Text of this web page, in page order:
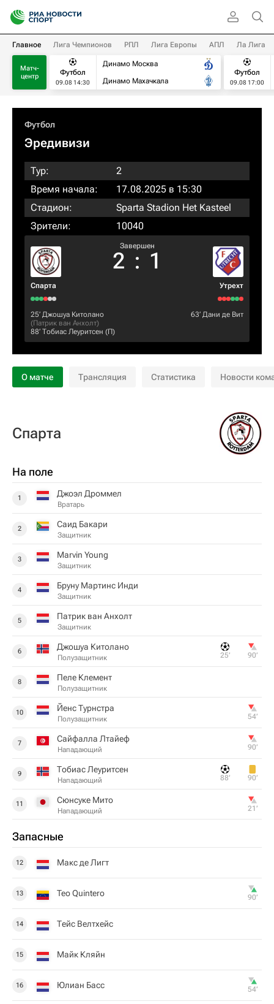
Главное Лига Чемпионов РПЛ Лига Европы АПЛ Ла Лига
Матч-
центр
Футбол
09.08 14:30
Динамо Москва
Динамо Махачкала
Футбол
09.08 17:00
Футбол
Эредивизи
Тур:
2
Время начала:
17.08.2025 в 15:30
Стадион:
Sparta Stadion Het Kasteel
Зрители:
10040
Спарта
Завершен
2 : 1
Утрехт
25‎’‎ Джошуа Китолано
(Патрик ван Анхолт)
88‎’‎ Тобиас Леуритсен (П)
63‎’‎ Дани де Вит
О матче Трансляция Статистика Новости
Спарта
На поле
1 Джоэл Дроммел
Вратарь
2 Саид Бакари
Защитник
3 Marvin Young
Защитник
4 Бруну Мартинс Инди
Защитник
5 Патрик ван Анхолт
Защитник
6 Джошуа Китолано
Полузащитник 25‎’‎ 90‎’‎
8 Пеле Клемент
Полузащитник
10 Йенс Турнстра
Полузащитник 54‎’‎
7 Сайфалла Лтайеф
Нападающий 90‎’‎
9 Тобиас Леуритсен
Нападающий 88‎’‎ 90‎’‎
11 Сюнсуке Мито
Нападающий 21‎’‎
Запасные
12 Макс де Лигт
13 Teo Quintero 90‎’‎
14 Тейс Велтхейс
15 Майк Кляйн
16 Юлиан Басс 54‎’‎